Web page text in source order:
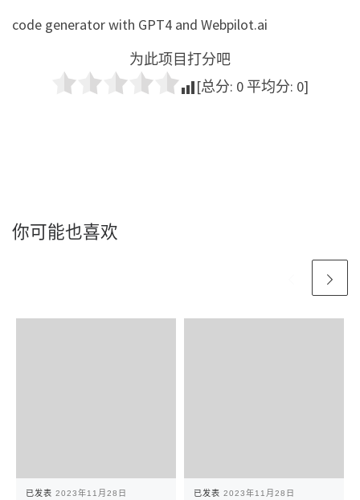
code generator with GPT4 and Webpilot.ai
为此项目打分吧
[总分: 0 平均分: 0]
你可能也喜欢
已发表 2023年11月28日 已发表 2023年11月28日